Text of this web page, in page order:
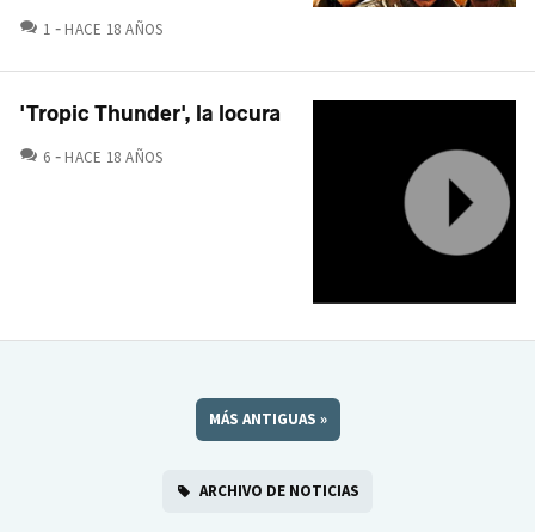
1 COMENTARIOS
HACE 18 AÑOS
'Tropic Thunder', la locura
6 COMENTARIOS
HACE 18 AÑOS
MÁS ANTIGUAS »
ARCHIVO DE NOTICIAS